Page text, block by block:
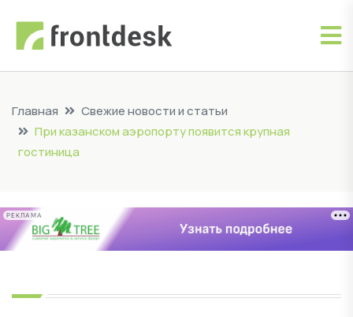
Главная
Свежие новости и статьи
При казанском аэропорту появится крупная
гостиница
РЕКЛАМА